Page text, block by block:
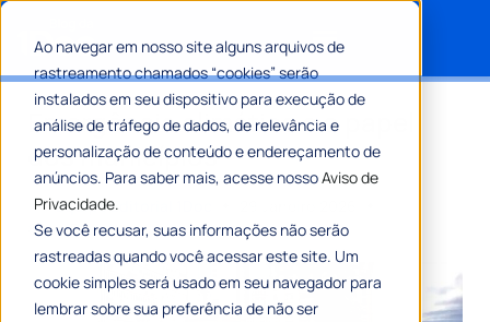
Ao navegar em nosso site alguns arquivos de
rastreamento chamados “cookies” serão
instalados em seu dispositivo para execução de
análise de tráfego de dados, de relevância e
personalização de conteúdo e endereçamento de
anúncios. Para saber mais, acesse nossoAviso de
Privacidade.
Se você recusar, suas informações não serão
rastreadas quando você acessar este site. Um
cookie simples será usado em seu navegador para
lembrar sobre sua preferência de não ser
Emergência climática e o papel
dos municípios
PorEquipe Editorial 1Doc
8 Min De Leitura